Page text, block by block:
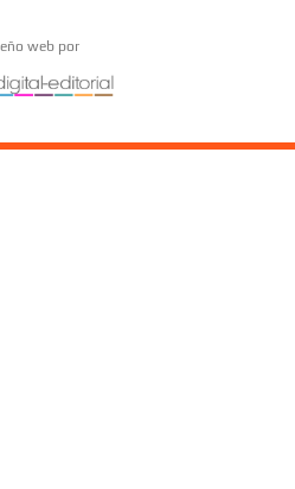
web por